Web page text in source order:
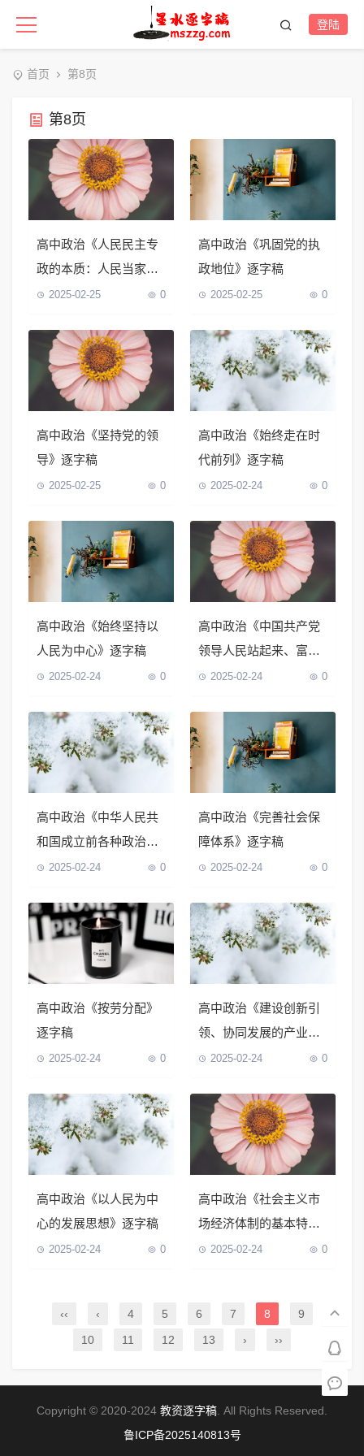
登陆
首页 第8页
第8页
高中政治《人民民主专
政的本质：人民当家作
主》逐字稿
2025-02-25 0
高中政治《巩固党的执
政地位》逐字稿
2025-02-25 0
高中政治《坚持党的领
导》逐字稿
2025-02-25 0
高中政治《始终走在时
代前列》逐字稿
2025-02-24 0
高中政治《始终坚持以
人民为中心》逐字稿
2025-02-24 0
高中政治《中国共产党
领导人民站起来、富起
来、强起来》逐字稿
2025-02-24 0
高中政治《中华人民共
和国成立前各种政治力
量》逐字稿
2025-02-24 0
高中政治《完善社会保
障体系》逐字稿
2025-02-24 0
高中政治《按劳分配》
逐字稿
2025-02-24 0
高中政治《建设创新引
领、协同发展的产业体
系》逐字稿
2025-02-24 0
高中政治《以人民为中
心的发展思想》逐字稿
2025-02-24 0
高中政治《社会主义市
场经济体制的基本特
征》逐字稿
2025-02-24 0
‹‹ ‹ 4 5 6 7 8
9
10
11 12 13 › ››
Copyright © 2020-2024 教资逐字稿 . All Rights Reserved.
鲁ICP备2025140813号